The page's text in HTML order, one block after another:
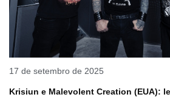
17 de setembro de 2025
Krisiun e Malevolent Creation (EUA):